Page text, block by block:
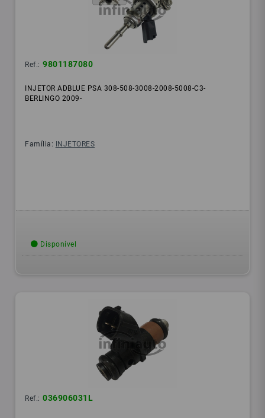
Ref.: 9801187080
INJETOR ADBLUE PSA 308-508-3008-2008-5008-C3-
BERLINGO 2009-
Família: INJETORES
Disponível
Ref.: 036906031L